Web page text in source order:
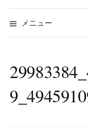
へ
ス メニュー